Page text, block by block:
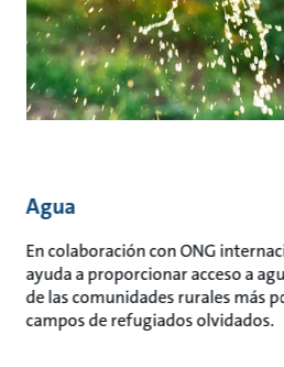
Agua
En colaboración con ONG
ayuda a proporcionar acceso a
de las comunidades rurales más
campos de refugiados olvidados.